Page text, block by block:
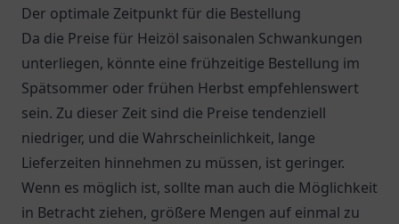
Der optimale Zeitpunkt für die Bestellung
Da die Preise für Heizöl saisonalen Schwankungen
unterliegen, könnte eine frühzeitige Bestellung im
Spätsommer oder frühen Herbst empfehlenswert
sein. Zu dieser Zeit sind die Preise tendenziell
niedriger, und die Wahrscheinlichkeit, lange
Lieferzeiten hinnehmen zu müssen, ist geringer.
Wenn es möglich ist, sollte man auch die Möglichkeit
in Betracht ziehen, größere Mengen auf einmal zu